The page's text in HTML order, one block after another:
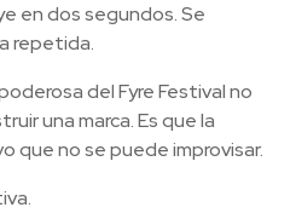
en dos segundos. Se
repetida.
del Fyre Festival no
una marca. Es que la
que no se puede improvisar.